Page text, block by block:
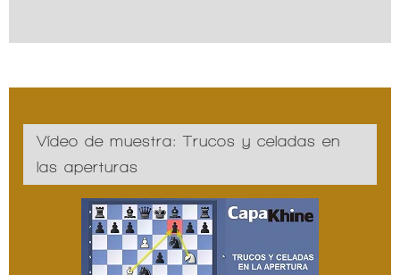
Vídeo de muestra: Trucos y celadas en
las aperturas